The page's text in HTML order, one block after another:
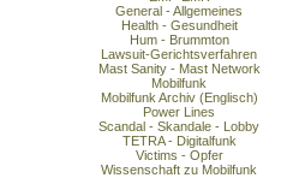
General - Allgemeines
Health - Gesundheit
Hum - Brummton
Lawsuit-Gerichtsverfahren
Mast Sanity - Mast Network
Mobilfunk
Mobilfunk Archiv (Englisch)
Power Lines
Scandal - Skandale - Lobby
TETRA - Digitalfunk
Victims - Opfer
Wissenschaft zu Mobilfunk